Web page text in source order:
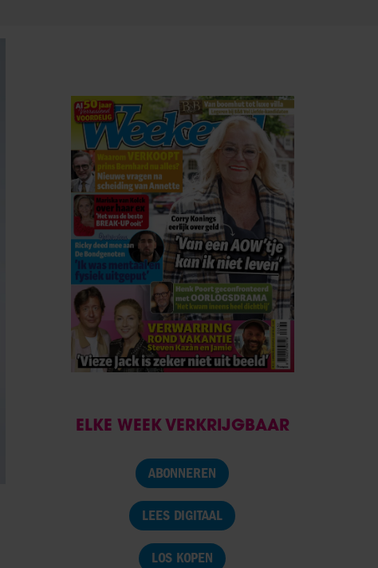
ELKE WEEK VERKRIJGBAAR
ABONNEREN
LEES DIGITAAL
LOS KOPEN